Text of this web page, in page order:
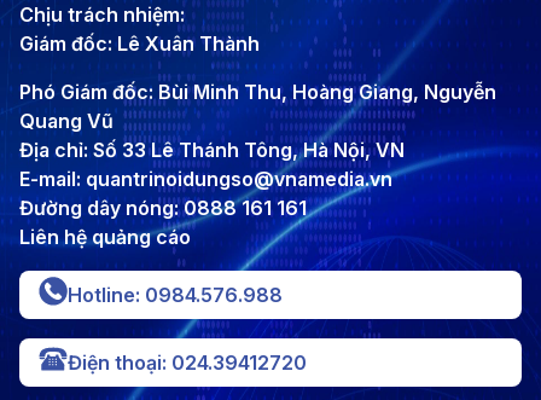
Chịu trách nhiệm:
Giám đốc: Lê Xuân Thành
Phó Giám đốc: Bùi Minh Thu, Hoàng Giang, Nguyễn
Quang Vũ
Địa chỉ: Số 33 Lê Thánh Tông, Hà Nội, VN
E-mail: quantrinoidungso@vnamedia.vn
Đường dây nóng: 0888 161 161
Liên hệ quảng cáo
Hotline: 0984.576.988
Điện thoại: 024.39412720